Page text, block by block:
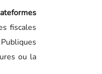
fiscales
ou la